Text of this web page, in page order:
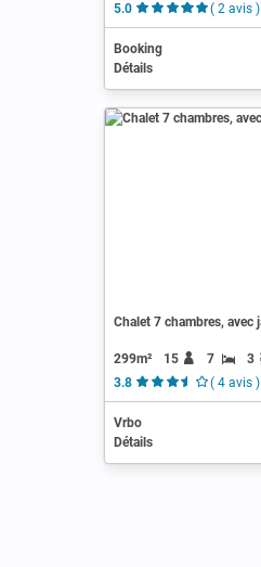
5.0
( 2 avis )
Booking
Détails
Chalet 7 chambres, avec
299m² 15 7
3
3.8
( 4 avis )
Vrbo
Détails